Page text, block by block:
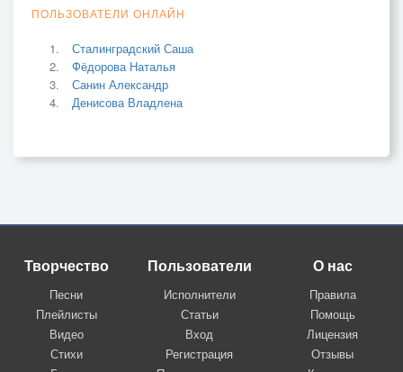
ПОЛЬЗОВАТЕЛИ ОНЛАЙН
Сталинградский Саша
Фёдорова Наталья
Санин Александр
Денисова Владлена
Творчество
Песни
Плейлисты
Видео
Стихи
Пользователи
Исполнители
Статьи
Вход
Регистрация
О нас
Правила
Помощь
Лицензия
Отзывы